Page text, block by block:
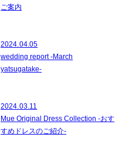
ご案内
2024.04.05
wedding report -March
yatsugatake-
2024.03.11
Mue Original Dress Collection -おす
すめドレスのご紹介-